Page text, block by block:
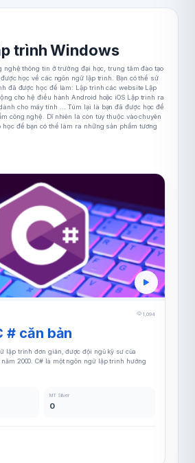
trình Windows
nghệ thông tin ở trường đại học, trung tâm đào tạo
học về các ngôn ngữ lập trình. Bạn có thể sử
đã được học để làm: Lập trình các website Lập
cho hệ điều hành Android hoặc iOS Lập trình ra
cho máy tính ... Túm lại là bạn đã được học để
công nghệ. Dĩ nhiên là còn tùy thuộc vào chuyên
học để bạn có thể làm ra những sản phẩm tương
1,094
# căn bản
lập trình đơn giản, được đội ngũ kỹ sư của
2000. C# là một ngôn ngữ lập trình hướng
MT Silver
0